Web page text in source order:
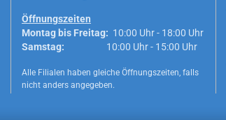
Öffnungszeiten
Montag bis Freitag: 10:00 Uhr - 18:00 Uhr
Samstag: 10:00 Uhr - 15:00 Uhr
Alle Filialen haben gleiche Öffnungszeiten, falls
nicht anders angegeben.